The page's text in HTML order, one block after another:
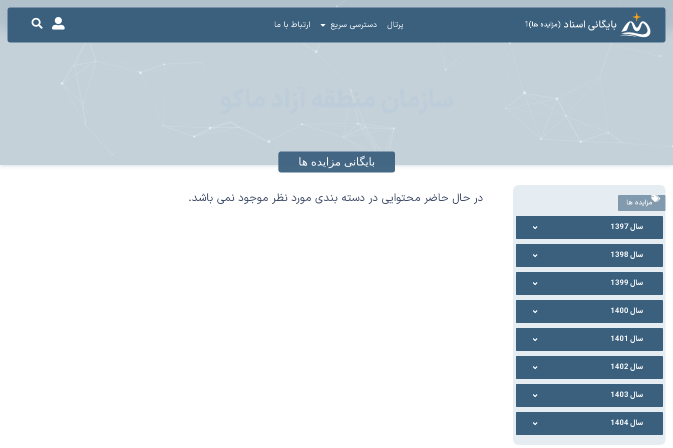
بایگانی اسناد (مزایده ها)1 پرتال دسترسی سریع ارتباط با ما
سازمان منطقه آزاد ماکو
بایگانی مزایده ها
مزایده ها
سال 1397
سال 1398
سال 1399
سال 1400
سال 1401
سال 1402
سال 1403
سال 1404
در حال حاضر محتوایی در دسته بندی مورد نظر موجود نمی باشد.